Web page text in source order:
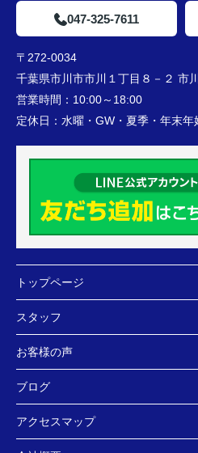
047-325-7611
〒272-0034
千葉県市川市市川１丁目８－２ 市
営業時間： 10:00～18:00
定休日： 水曜・GW・夏季・年末年
トップページ
スタッフ
お客様の声
ブログ
アクセスマップ